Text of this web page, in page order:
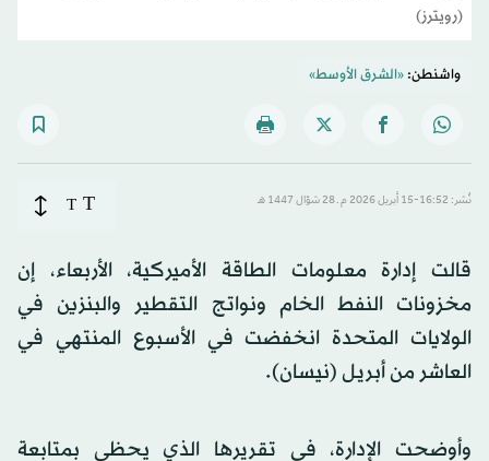
(رويترز)
واشنطن:«الشرق الأوسط»
نُشر: 16:52-15 أبريل 2026 م ـ 28 شوّال 1447 هـ T
T
قالت إدارة معلومات الطاقة الأميركية، الأربعاء، إن
مخزونات النفط الخام ونواتج التقطير والبنزين في
الولايات المتحدة انخفضت في الأسبوع المنتهي في
العاشر من أبريل (نيسان).
وأوضحت الإدارة، في تقريرها الذي يحظى بمتابعة